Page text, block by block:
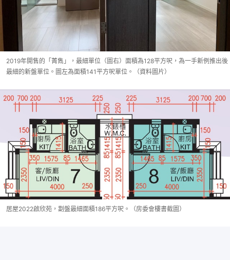
2019年開售的「菁雋」，最細單位（圖右）面積為128平方呎，為一手新例推出後
最細的新盤單位。圖左為面積141平方呎單位。（資料圖片）
居屋2022啟欣苑，劏盤最細面積186平方呎。（房委會樓書截圖）